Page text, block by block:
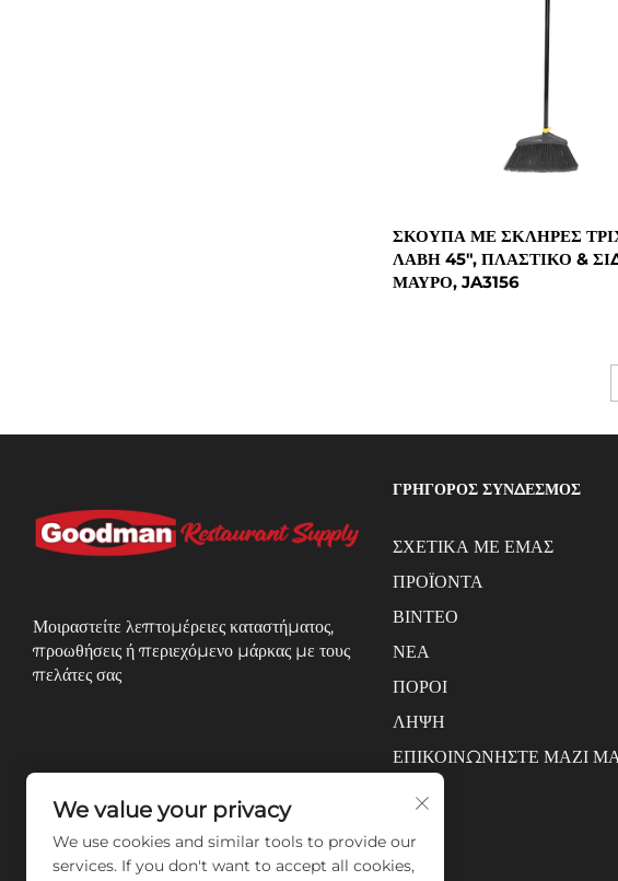
ΣΚΟΎΠΑ ΜΕ ΣΚΛΗΡΈΣ
ΛΑΒΉ 45", ΠΛΑΣΤΙΚΌ &
ΜΑΎΡΟ, JA3156
Μοιραστείτε λεπτομέρειες καταστήματος,
προωθήσεις ή περιεχόμενο μάρκας με τους
πελάτες σας
ΓΡΗΓΟΡΟΣ ΣΥΝΔΕΣΜΟΣ
ΣΧΕΤΙΚΑ ΜΕ ΕΜΑΣ
ΠΡΟΪΟΝΤΑ
ΒΙΝΤΕΟ
ΝΕΑ
ΠΟΡΟΙ
ΛΗΨΗ
ΕΠΙΚΟΙΝΩΝΗΣΤΕ ΜΑΖΙ
We value your privacy
We use cookies and similar tools to provide our
services. If you don't want to accept all cookies,